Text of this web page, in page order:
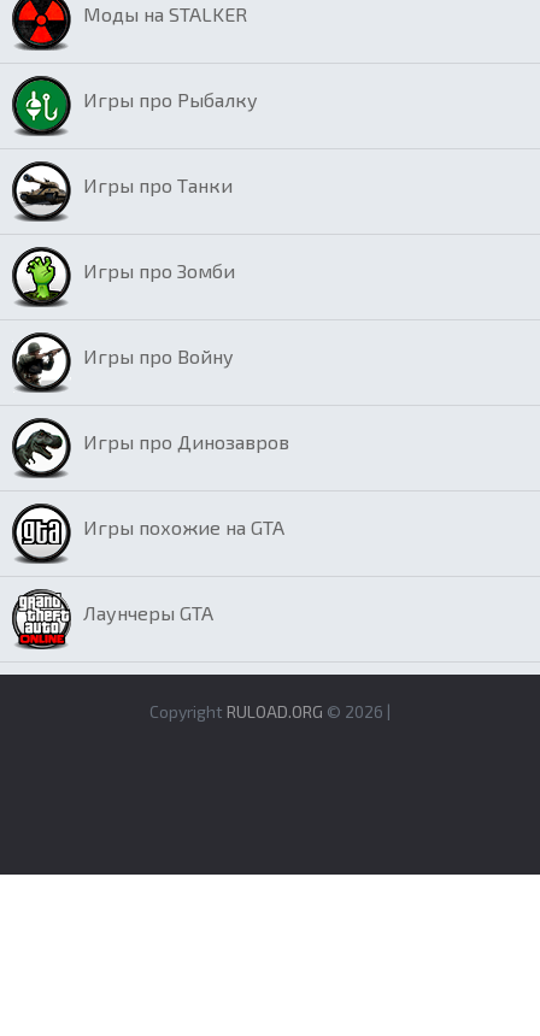
Моды на STALKER
Игры про Рыбалку
Игры про Танки
Игры про Зомби
Игры про Войну
Игры про Динозавров
Игры похожие на GTA
Лаунчеры GTA
Copyright RULOAD.ORG © 2026 |